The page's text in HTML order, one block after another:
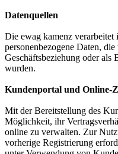
Datenquellen
Die ewag kamenz verarbeitet
personenbezogene Daten,
Geschäftsbeziehung oder als
wurden.
Kundenportal und Online-
Mit der Bereitstellung des
Möglichkeit, ihr
online zu verwalten. Zur
vorherige Registrierung